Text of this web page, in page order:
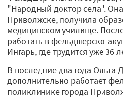
"Народный доктор села".
Приволжске, получила
медицинском училище.
работать в фельдшерско-
Ингарь, где трудится уже 36
В последние два года Ольга
дополнительно работает
поликлинике города